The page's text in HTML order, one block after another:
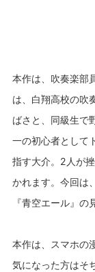
本作は、吹奏楽部
は、白翔高校の吹
ばさと、同級生で
一の初心者として
指す大介。2人が
かれます。今回は
『青空エール』の
本作は、スマホの